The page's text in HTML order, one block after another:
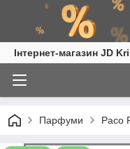
Інтернет-магазин JD
Парфуми Paco